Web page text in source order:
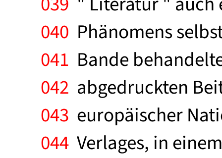
040 Phänomens
041 Bande
042 abgedruckten
043 europäischer
044 Verlages, in